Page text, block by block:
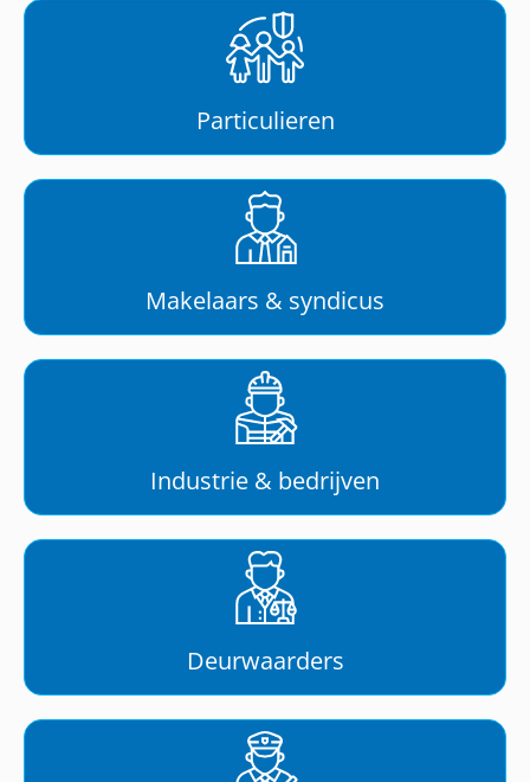
Particulieren
Makelaars & syndicus
Industrie & bedrijven
Deurwaarders